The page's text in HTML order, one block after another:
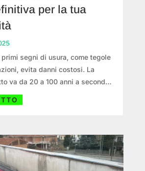
per la tua
segni di usura, come tegole
evita danni costosi. La
va da 20 a 100 anni a seconda
Un rifacimento richiede verifica
isolamento e scelta del manto.